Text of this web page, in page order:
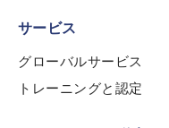
サービス
グローバルサービス
トレーニングと認定